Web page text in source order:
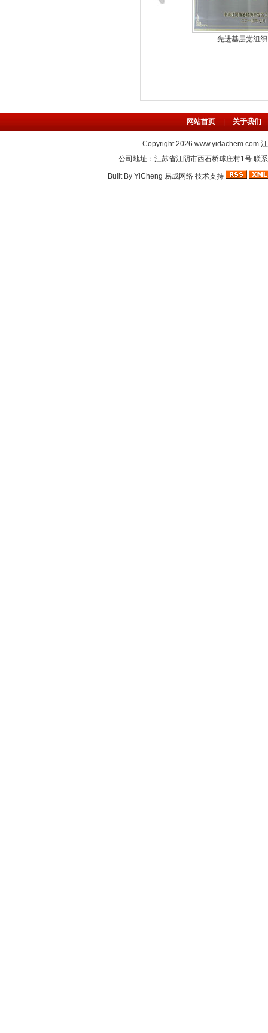
职业健康安全体
网站首页 关于我们
Copyright 2026 www.yidachem.com
公司地址：江苏省江阴市西石桥球庄村1号 联
Built By YiCheng 易成网络技术支持